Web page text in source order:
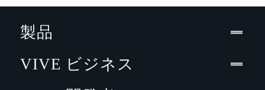
製品
VIVE ビジネス